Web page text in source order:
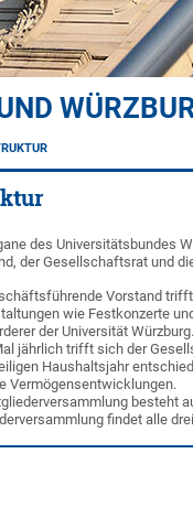
des Universitätsbundes
der Gesellschaftsrat und
Vorstand
wie Festkonzerte
der Universität Würzburg.
jährlich trifft sich der
Haushaltsjahr
Vermögensentwicklungen.
besteht
findet alle